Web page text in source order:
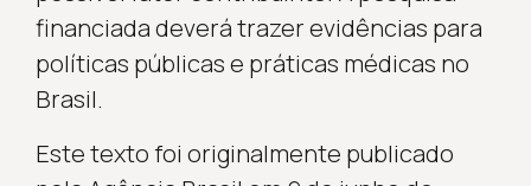
financiada deverá trazer evidências para
políticas públicas e práticas médicas no
Brasil.
Este texto foi originalmente publicado